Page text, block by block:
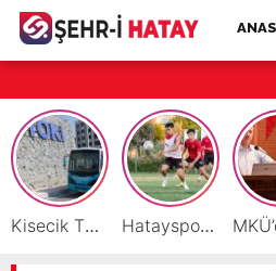
Kisecik TOKİ’lere Toplu Ulaşım Hizmeti Başladı Hatayspor’daki büyük kriz gençler için büyük bir fırsat